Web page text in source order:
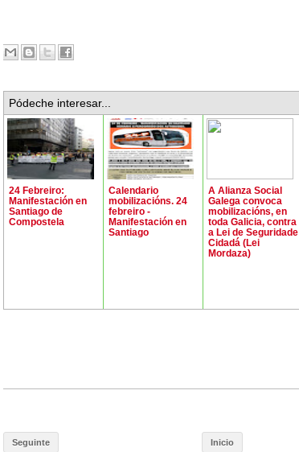
Pódeche interesar...
24 Febreiro:
Manifestación en
Santiago de
Compostela
Calendario
mobilizacións. 24
febreiro -
Manifestación en
Santiago
A Alianza Social
Galega convoca
mobilizacións, en
toda Galicia, contra
a Lei de Seguridade
Cidadá (Lei
Mordaza)
Seguinte Inicio